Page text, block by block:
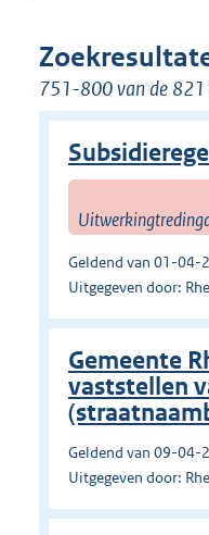
751-800 van de 821
Geldend van 01-
Uitgegeven door:
Gemeente
vaststellen
Geldend van 09-04-
Uitgegeven door: